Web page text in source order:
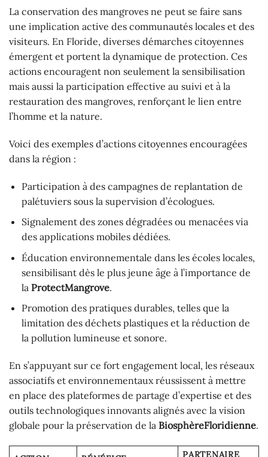
La conservation des mangroves ne peut se faire sans
une implication active des communautés locales et des
visiteurs. En Floride, diverses démarches citoyennes
émergent et portent la dynamique de protection. Ces
actions encouragent non seulement la sensibilisation
mais aussi la participation effective au suivi et à la
restauration des mangroves, renforçant le lien entre
l’homme et la nature.
Voici des exemples d’actions citoyennes encouragées
dans la région :
Participation à des campagnes de replantation de
palétuviers sous la supervision d’écologues.
Signalement des zones dégradées ou menacées via
des applications mobiles dédiées.
Éducation environnementale dans les écoles locales,
sensibilisant dès le plus jeune âge à l’importance de
la ProtectMangrove.
Promotion des pratiques durables, telles que la
limitation des déchets plastiques et la réduction de
la pollution lumineuse et sonore.
En s’appuyant sur ce fort engagement local, les réseaux
associatifs et environnementaux réussissent à mettre
en place des plateformes de partage d’expertise et des
outils technologiques innovants alignés avec la vision
globale pour la préservation de la BiosphèreFloridienne.
PARTENAIRE